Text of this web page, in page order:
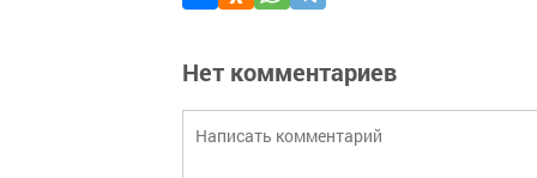
Нет комментариев